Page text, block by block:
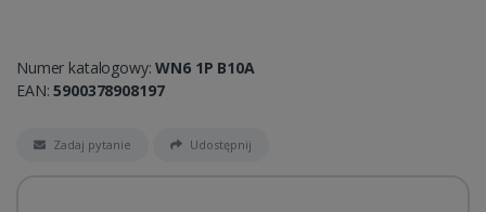
Numer katalogowy:WN6 1P B10A
EAN:5900378908197
Zadaj pytanie Udostępnij